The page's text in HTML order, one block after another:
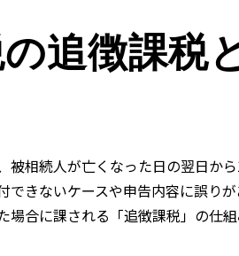
追徴課税
被相続人が亡くなった日の翌日から
できないケースや申告内容に誤り
場合に課される「追徴課税」の仕